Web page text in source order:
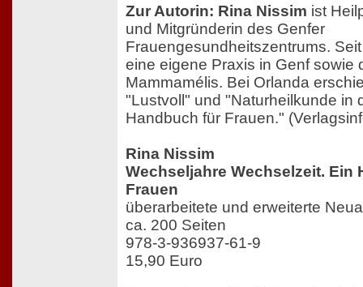
Zur Autorin: Rina Nissim ist
und Mitgründerin des Genfer
Frauengesundheitszentrums.
eine eigene Praxis in Genf sowie
Mammamélis. Bei Orlanda
"Lustvoll" und "Naturheilkunde in
Handbuch für Frauen."
Rina Nissim
Wechseljahre Wechselzeit. Ein
Frauen
überarbeitete und erweiterte
ca. 200 Seiten
978-3-936937-61-9
15,90 Euro